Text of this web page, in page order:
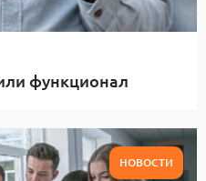
функционал
НОВОСТИ